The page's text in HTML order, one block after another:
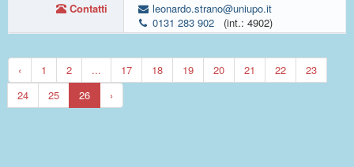
Contatti
leonardo.strano@uniupo.it
0131 283 902
(int.: 4902)
‹ 1 2 ... 17 18 19 20 21 22
23
24
25 26 ›